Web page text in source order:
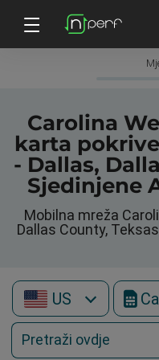
Carolina
karta
- Dallas,
Sjedinjene
Mobilna mreža
Dallas County,
US